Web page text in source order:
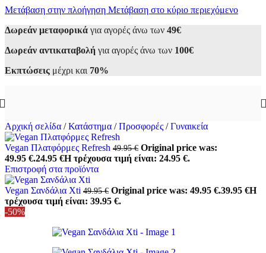
Μετάβαση στην πλοήγηση Μετάβαση στο κύριο περιεχόμενο
Δωρεάν μεταφορικά για αγορές άνω των 49€
Δωρεάν αντικαταβολή για αγορές άνω των 100€
Εκπτώσεις μέχρι και 70%
Αρχική σελίδα / Κατάστημα / Προσφορές / Γυναικεία
Vegan Πλατφόρμες Refresh 49.95€ Original price was:
49.95 €.24.95 €Η τρέχουσα τιμή είναι: 24.95 €.
Επιστροφή στα προϊόντα
Vegan Σανδάλια Xti 49.95€ Original price was: 49.95 €.39.95 €Η
τρέχουσα τιμή είναι: 39.95 €.
-50%